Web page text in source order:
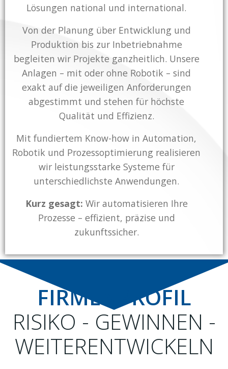
Lösungen national und international.
Von der Planung über Entwicklung und
Produktion bis zur Inbetriebnahme
begleiten wir Projekte ganzheitlich. Unsere
Anlagen – mit oder ohne Robotik – sind
exakt auf die jeweiligen Anforderungen
abgestimmt und stehen für höchste
Qualität und Effizienz.
Mit fundiertem Know-how in Automation,
Robotik und Prozessoptimierung realisieren
wir leistungsstarke Systeme für
unterschiedlichste Anwendungen.
Kurz gesagt: Wir automatisieren Ihre
Prozesse – effizient, präzise und
zukunftssicher.
FIRMENPROFIL
RISIKO - GEWINNEN -
WEITERENTWICKELN